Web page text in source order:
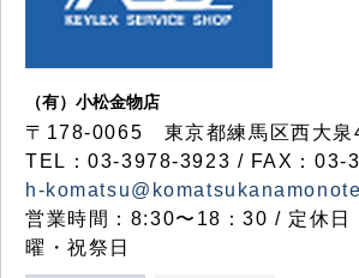
（有）小松金物店
〒178-0065 東京都練馬区西大泉
TEL：03-3978-3923 / FAX：03-
h-
営業時間：8:30〜18：30 / 定休日
曜・祝祭日